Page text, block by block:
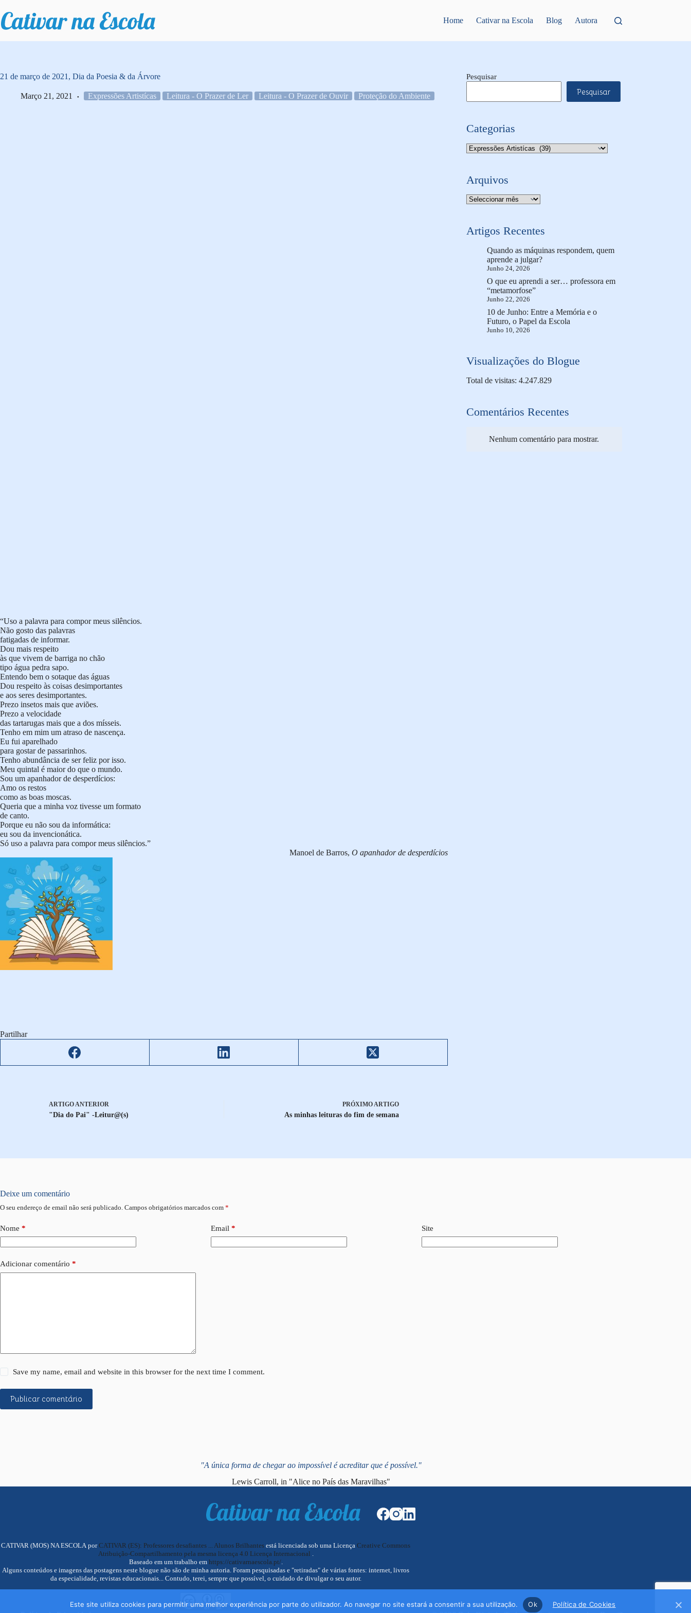
para
o
conteúdo
Home Cativar na Escola Blog Autora
21 de março de 2021, Dia da Poesia & da Árvore
Março 21, 2021 Expressões Artistícas Leitura - O Prazer de Ler Leitura - O Prazer de Ouvir Proteção do Ambiente
“Uso a palavra para compor meus silêncios.
Não gosto das palavras
fatigadas de informar.
Dou mais respeito
às que vivem de barriga no chão
tipo água pedra sapo.
Entendo bem o sotaque das águas
Dou respeito às coisas desimportantes
e aos seres desimportantes.
Prezo insetos mais que aviões.
Prezo a velocidade
das tartarugas mais que a dos mísseis.
Tenho em mim um atraso de nascença.
Eu fui aparelhado
para gostar de passarinhos.
Tenho abundância de ser feliz por isso.
Meu quintal é maior do que o mundo.
Sou um apanhador de desperdícios:
Amo os restos
como as boas moscas.
Queria que a minha voz tivesse um formato
de canto.
Porque eu não sou da informática:
eu sou da invencionática.
Só uso a palavra para compor meus silêncios.”
Manoel de Barros, O apanhador de desperdícios
Partilhar
ARTIGOANTERIOR
"Dia do Pai" -Leitur@(s)
PRÓXIMOARTIGO
As minhas leituras do fim de semana
Pesquisar
Pesquisar
Categorias
Categorias
Arquivos
Arquivo
Artigos Recentes
Quando as máquinas respondem, quem
aprende a julgar?
Junho 24, 2026
O que eu aprendi a ser… professora em
“metamorfose”
Junho 22, 2026
10 de Junho: Entre a Memória e o
Futuro, o Papel da Escola
Junho 10, 2026
Visualizações do Blogue
Total de visitas: 4.247.829
Comentários Recentes
Nenhum comentário para mostrar.
Deixe um comentário
O seu endereço de email não será publicado. Campos obrigatórios marcados com *
Nome * Email * Site
Adicionar comentário *
Save my name, email and website in this browser for the next time I comment.
Publicar comentário
"A única forma de chegar ao impossível é acreditar que é possível."
Lewis Carroll, in "Alice no País das Maravilhas"
CATIVAR (MOS) NA ESCOLA porCATIVAR (ES): Professores desafiantes ... Alunos Brilhantes está licenciada sob uma Licença Creative Commons
Atribuição-Compartilhamento pela mesma licença 4.0 Licença Internacional
Baseado em um trabalho em https://cativarnaescola.pt/.
Alguns conteúdos e imagens das postagens neste blogue não são de minha autoria. Foram pesquisadas e "retiradas" de várias fontes: internet, livros
da especialidade, revistas educacionais... Contudo, terei, sempre que possível, o cuidado de divulgar o seu autor.
Este site utiliza cookies para permitir uma melhor experiência por parte do utilizador. Ao navegar no site estará a consentir a sua utilização. Ok Política de Cookies